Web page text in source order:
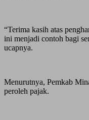
“Terima kasih atas
ini menjadi contoh bagi
ucapnya.
Menurutnya, Pemkab
peroleh pajak.